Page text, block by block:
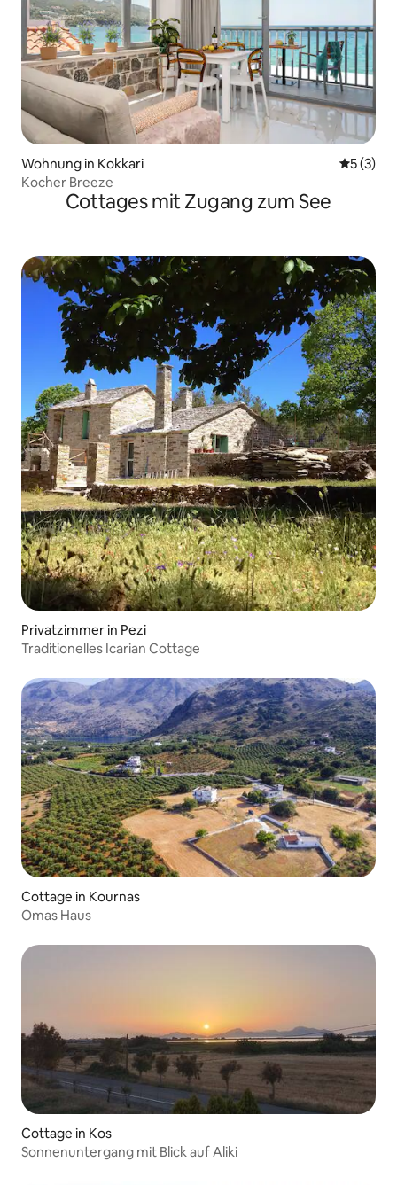
Wohnung in Kokkari
5 (3)
Kocher Breeze
Cottages mit Zugang zum See
Privatzimmer in Pezi
Traditionelles Icarian Cottage
Cottage in Kournas
Omas Haus
Cottage in Kos
Sonnenuntergang mit Blick auf Aliki